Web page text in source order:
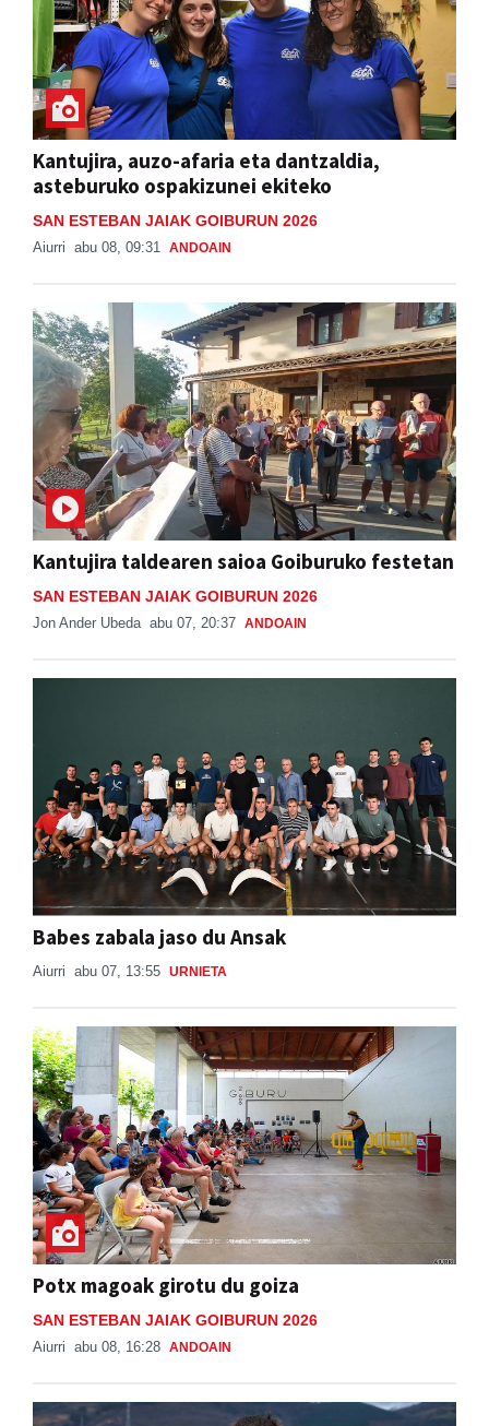
Kantujira, auzo-afaria eta dantzaldia,
asteburuko ospakizunei ekiteko
SAN ESTEBAN JAIAK GOIBURUN 2026
Aiurri abu 08, 09:31 ANDOAIN
Kantujira taldearen saioa Goiburuko festetan
SAN ESTEBAN JAIAK GOIBURUN 2026
Jon Ander Ubeda abu 07, 20:37 ANDOAIN
Babes zabala jaso du Ansak
Aiurri abu 07, 13:55 URNIETA
Potx magoak girotu du goiza
SAN ESTEBAN JAIAK GOIBURUN 2026
Aiurri abu 08, 16:28 ANDOAIN